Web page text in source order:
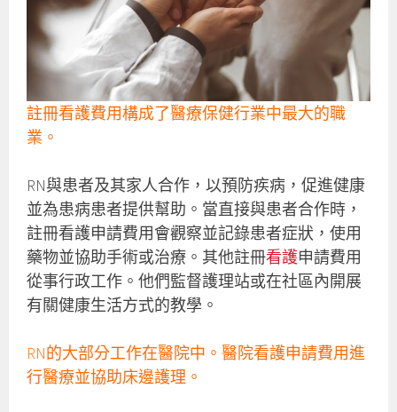
註冊看護費用構成了醫療保健行業中最大的職
業。
RN與患者及其家人合作，以預防疾病，促進健康
並為患病患者提供幫助。當直接與患者合作時，
註冊看護申請費用會觀察並記錄患者症狀，使用
藥物並協助手術或治療。其他註冊看護申請費用
從事行政工作。他們監督護理站或在社區內開展
有關健康生活方式的教學。
RN的大部分工作在醫院中。醫院看護申請費用進
行醫療並協助床邊護理。